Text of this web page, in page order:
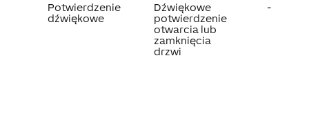
Potwierdzenie
dźwiękowe
Dźwiękowe
potwierdzenie
otwarcia lub
zamknięcia
drzwi
-